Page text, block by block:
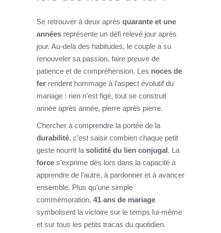
Se retrouver à deux après quarante et une
années représente un défi relevé jour après
jour. Au-delà des habitudes, le couple a su
renouveler sa passion, faire preuve de
patience et de compréhension. Les noces de
fer rendent hommage à l’aspect évolutif du
mariage : rien n’est figé, tout se construit
année après année, pierre après pierre.
Chercher à comprendre la portée de la
durabilité, c’est saisir combien chaque petit
geste nourrit lasolidité du lien conjugal . La
force s’exprime dès lors dans la capacité à
apprendre de l’autre, à pardonner et à avancer
ensemble. Plus qu’une simple
commémoration, 41 ans de mariage
symbolisent la victoire sur le temps lui-même
et sur tous les petits tracas du quotidien.